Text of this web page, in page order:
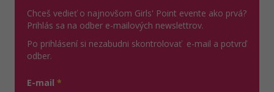
Chceš vedieť o najnovšom Girls' Point evente ako prvá?
Prihlás sa na odber e-mailových newslettrov.
Po prihlásení si nezabudni skontrolovať e-mail a potvrď
odber.
E-mail *